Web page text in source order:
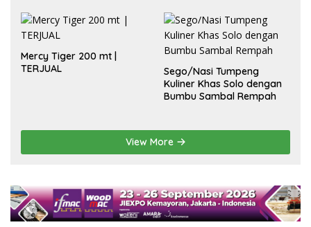
Mercy Tiger 200 mt |
TERJUAL
Sego/Nasi Tumpeng
Kuliner Khas Solo dengan
Bumbu Sambal Rempah
View More